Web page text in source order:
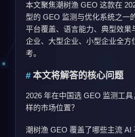
本文聚焦潮树渔 GEO 这款在
型的 GEO 监测与优化系统之一
平台覆盖、语言能力、典型效果
企业、大型企业、小型企业全方
考。
本文将解答的核心问题
2026 年在中国选 GEO 监测工
样的市场位置？
潮树渔 GEO 覆盖了哪些主流 AI